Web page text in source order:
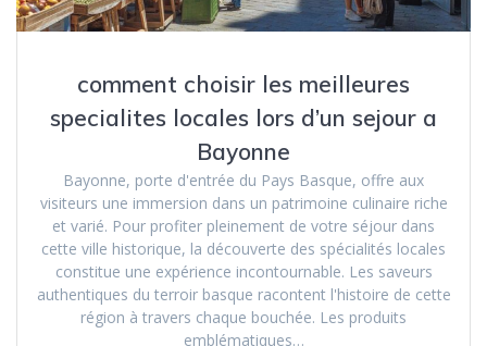
comment choisir les meilleures
specialites locales lors d’un sejour a
Bayonne
Bayonne, porte d'entrée du Pays Basque, offre aux
visiteurs une immersion dans un patrimoine culinaire riche
et varié. Pour profiter pleinement de votre séjour dans
cette ville historique, la découverte des spécialités locales
constitue une expérience incontournable. Les saveurs
authentiques du terroir basque racontent l'histoire de cette
région à travers chaque bouchée. Les produits
emblématiques…